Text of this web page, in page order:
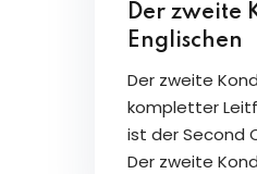
Der zweite
Englischen
Der zweite
kompletter
ist der Second
Der zweite